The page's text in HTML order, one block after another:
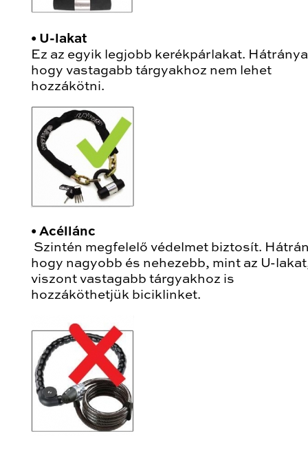
• U-lakat
Ez az egyik legjobb kerékpárlakat.
hogy vastagabb tárgyakhoz nem lehet
hozzákötni.
• Acéllánc
Szintén megfelelő védelmet biztosít.
hogy nagyobb és nehezebb, mint az U-
viszont vastagabb tárgyakhoz is
hozzáköthetjük biciklinket.